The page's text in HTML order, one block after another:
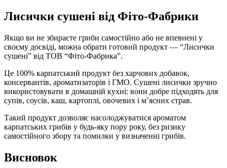
Лисички сушені від Фіто-Фабрики
Якщо ви не збираєте гриби самостійно або не впевнені у
своєму досвіді, можна обрати готовий продукт — “Лисички
сушені” від ТОВ “Фіто-Фабрика”.
Це 100% карпатський продукт без харчових добавок,
консервантів, ароматизаторів і ГМО. Сушені лисички зручно
використовувати в домашній кухні: вони добре підходять для
супів, соусів, каш, картоплі, овочевих і м’ясних страв.
Такий продукт дозволяє насолоджуватися ароматом
карпатських грибів у будь-яку пору року, без ризику
самостійного збору та помилки у визначенні грибів.
Висновок